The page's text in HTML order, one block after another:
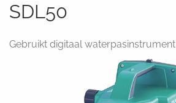
SDL50
Gebruikt digitaal waterpasinstrument